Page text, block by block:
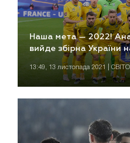
Наша мета — 2022!
вийде збірна України
13:49, 13 листопада 2021 |